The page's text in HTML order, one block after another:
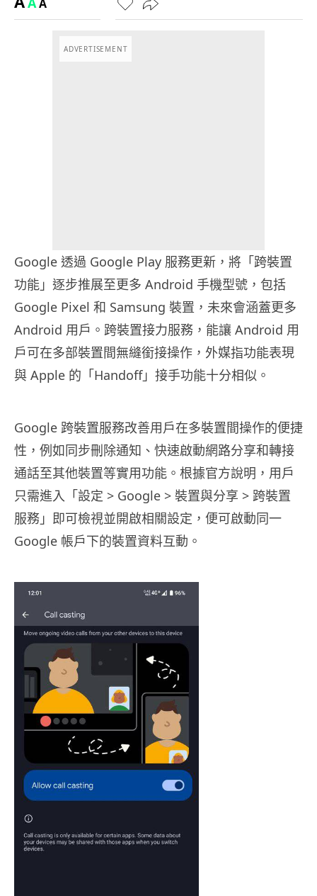
A
ADVERTISEMENT
Google 透過 Google Play 服務更新，將「跨裝置
功能」逐步推展至更多 Android 手機型號，包括
Google Pixel 和 Samsung 裝置，未來會涵蓋更多
Android 用戶。跨裝置接力服務，能讓 Android 用
戶可在多部裝置間無縫銜接操作，外媒指功能表現
與 Apple 的「Handoff」接手功能十分相似。
Google 跨裝置服務改善用戶在多裝置間操作的便捷
性，例如同步刪除通知、快速啟動網路分享和轉接
通話至其他裝置等實用功能。根據官方說明，用戶
只需進入「設定 > Google > 裝置與分享 > 跨裝置
服務」即可檢視並開啟相關設定，便可啟動同一
Google 帳戶下的裝置資料互動。